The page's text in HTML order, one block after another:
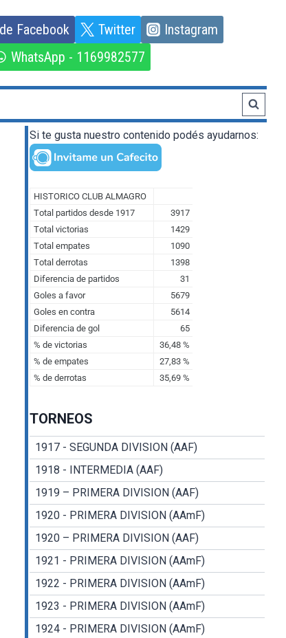
Facebook Twitter
Instagram
WhatsApp - 1169982577
Si te gusta nuestro contenido podés ayudarnos:
TORNEOS
1917 - SEGUNDA DIVISION (AAF)
1918 - INTERMEDIA (AAF)
1919 – PRIMERA DIVISION (AAF)
1920 - PRIMERA DIVISION (AAmF)
1920 – PRIMERA DIVISION (AAF)
1921 - PRIMERA DIVISION (AAmF)
1922 - PRIMERA DIVISION (AAmF)
1923 - PRIMERA DIVISION (AAmF)
1924 - PRIMERA DIVISION (AAmF)